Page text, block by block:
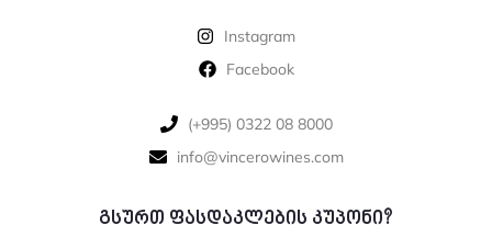
Instagram
Facebook
‪(+995) 0322 08 8000‬‬
info@vincerowines.com
გსურთ ფასდაკლების კუპონი?